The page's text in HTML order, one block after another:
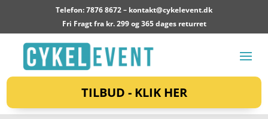
Telefon: 7876 8672 – kontakt@cykelevent.dk
Fri Fragt fra kr. 299 og 365 dages returret
TILBUD - KLIK HER